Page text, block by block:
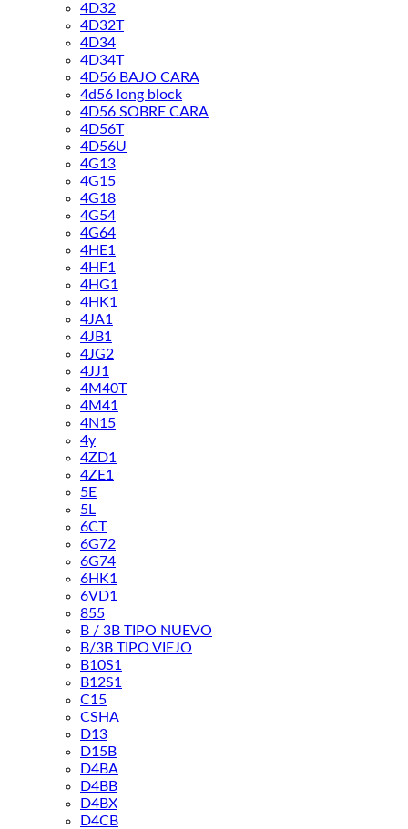
4D32
4D32T
4D34
4D34T
4D56 BAJO CARA
4d56 long block
4D56 SOBRE CARA
4D56T
4D56U
4G13
4G15
4G18
4G54
4G64
4HE1
4HF1
4HG1
4HK1
4JA1
4JB1
4JG2
4JJ1
4M40T
4M41
4N15
4y
4ZD1
4ZE1
5E
5L
6CT
6G72
6G74
6HK1
6VD1
855
B / 3B TIPO NUEVO
B/3B TIPO VIEJO
B10S1
B12S1
C15
CSHA
D13
D15B
D4BA
D4BB
D4BX
D4CB